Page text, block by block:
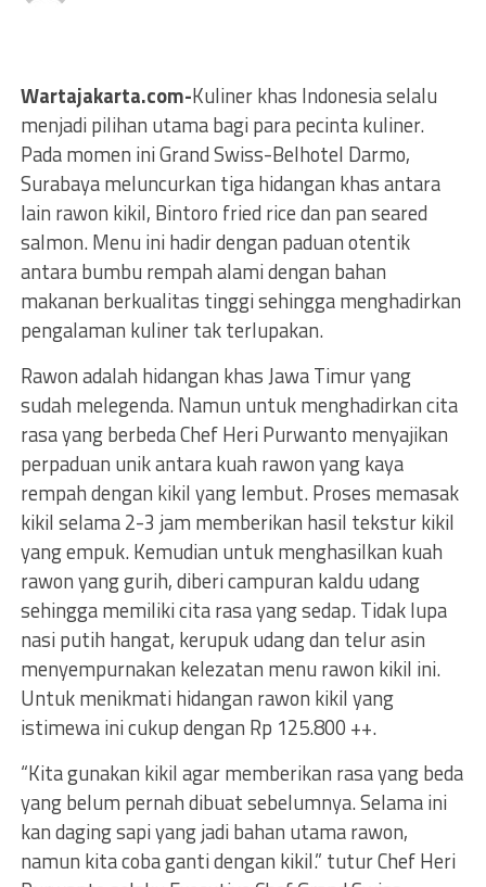
Wartajakarta.com-Kuliner khas Indonesia selalu
menjadi pilihan utama bagi para pecinta kuliner.
Pada momen ini Grand Swiss-Belhotel Darmo,
Surabaya meluncurkan tiga hidangan khas antara
lain rawon kikil, Bintoro fried rice dan pan seared
salmon. Menu ini hadir dengan paduan otentik
antara bumbu rempah alami dengan bahan
makanan berkualitas tinggi sehingga menghadirkan
pengalaman kuliner tak terlupakan.
Rawon adalah hidangan khas Jawa Timur yang
sudah melegenda. Namun untuk menghadirkan cita
rasa yang berbeda Chef Heri Purwanto menyajikan
perpaduan unik antara kuah rawon yang kaya
rempah dengan kikil yang lembut. Proses memasak
kikil selama 2-3 jam memberikan hasil tekstur kikil
yang empuk. Kemudian untuk menghasilkan kuah
rawon yang gurih, diberi campuran kaldu udang
sehingga memiliki cita rasa yang sedap. Tidak lupa
nasi putih hangat, kerupuk udang dan telur asin
menyempurnakan kelezatan menu rawon kikil ini.
Untuk menikmati hidangan rawon kikil yang
istimewa ini cukup dengan Rp 125.800 ++.
“Kita gunakan kikil agar memberikan rasa yang beda
yang belum pernah dibuat sebelumnya. Selama ini
kan daging sapi yang jadi bahan utama rawon,
namun kita coba ganti dengan kikil.” tutur Chef Heri